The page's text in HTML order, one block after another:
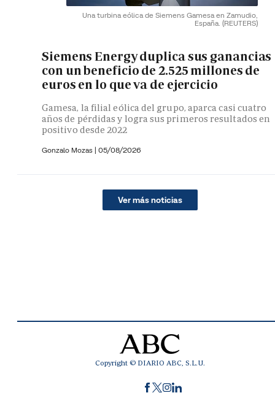
Una turbina eólica de Siemens Gamesa en Zamudio,
España. (REUTERS)
Siemens Energy duplica sus ganancias
con un beneficio de 2.525 millones de
euros en lo que va de ejercicio
Gamesa, la filial eólica del grupo, aparca casi cuatro
años de pérdidas y logra sus primeros resultados en
positivo desde 2022
Gonzalo Mozas | 05/08/2026
Ver más noticias
Copyright © DIARIO ABC, S.L.U.